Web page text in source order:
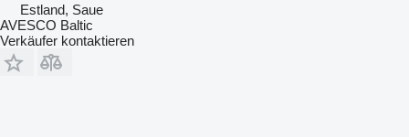
Estland, Saue
AVESCO Baltic
Verkäufer kontaktieren